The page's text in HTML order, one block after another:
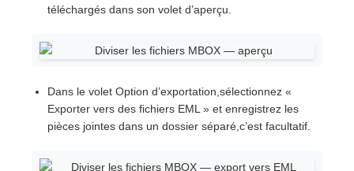
téléchargés dans son volet d’aperçu.
Dans le volet Option d’exportation,sélectionnez «
Exporter vers des fichiers EML » et enregistrez les
pièces jointes dans un dossier séparé,c’est facultatif.